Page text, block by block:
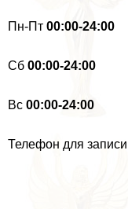
Пн-Пт 00:00-24:00
Cб 00:00-24:00
Вс 00:00-24:00
Телефон для